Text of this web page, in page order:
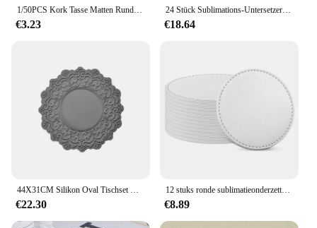
1/50PCS Kork Tasse Matten Runde Platz Saugfähigen Hitzebeständige Untersetzer Wiederverwendbare Kaffee Tasse Getränke Pad Bar Küche tisch Dekoration
€3.23
24 Stück Sublimations-Untersetzer, 10,2 x 10,2 cm, Hartfaserplatten-Untersetzer, Kork und MDF, blanko, Sublimations-Auto-Untersetzer (rund, quadratisch), langlebig
€18.64
44X31CM Silikon Oval Tischset Hitzebeständige Verdickte Rutschfeste Europäische Spitze Tasse Matte Esstisch Dekoration Untersetzer
€22.30
12 stuks ronde sublimatieonderzetters 4 inch sublimatieonderzetters blanco antislip ronde onderzetters voor de warmteoverdracht
€8.89